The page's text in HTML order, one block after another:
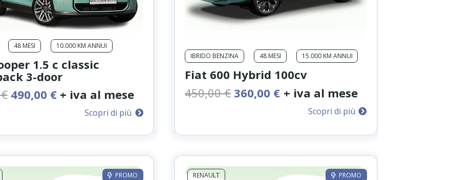
48 MESI 10.000 KM ANNUI
1.5 c classic
3-door
€ Il
era:
490,00 €Il
prezzo
attuale
è:
+ iva al mese
Scopri di più
IBRIDO BENZINA 48 MESI 15.000 KM ANNUI
Fiat 600 Hybrid 100cv
450,00€ Il
360,00 €Il
prezzo
attuale
+ iva al mese
Scopri di più
PROMO RENAULT PROMO